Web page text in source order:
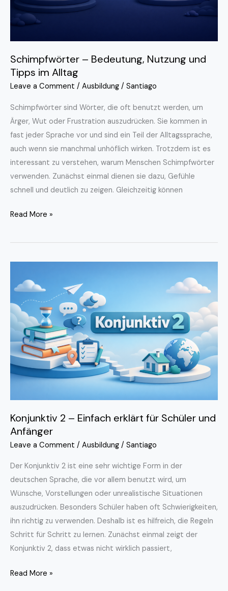
Schimpfwörter – Bedeutung, Nutzung und
Tipps im Alltag
Leave a Comment / Ausbildung / Santiago
Schimpfwörter sind Wörter, die oft benutzt werden, um
Ärger, Wut oder Frustration auszudrücken. Sie kommen in
fast jeder Sprache vor und sind ein Teil der Alltagssprache,
auch wenn sie manchmal unhöflich wirken. Trotzdem ist es
interessant zu verstehen, warum Menschen Schimpfwörter
verwenden. Zunächst einmal dienen sie dazu, Gefühle
schnell und deutlich zu zeigen. Gleichzeitig können
Alltag
Read More »
Konjunktiv 2 – Einfach erklärt für Schüler und
Anfänger
Leave a Comment / Ausbildung / Santiago
Der Konjunktiv 2 ist eine sehr wichtige Form in der
deutschen Sprache, die vor allem benutzt wird, um
Wünsche, Vorstellungen oder unrealistische Situationen
auszudrücken. Besonders Schüler haben oft Schwierigkeiten,
ihn richtig zu verwenden. Deshalb ist es hilfreich, die Regeln
Schritt für Schritt zu lernen. Zunächst einmal zeigt der
Konjunktiv 2, dass etwas nicht wirklich passiert,
Einfach
erklärt
für
Schüler
und
Anfänger
Read More »